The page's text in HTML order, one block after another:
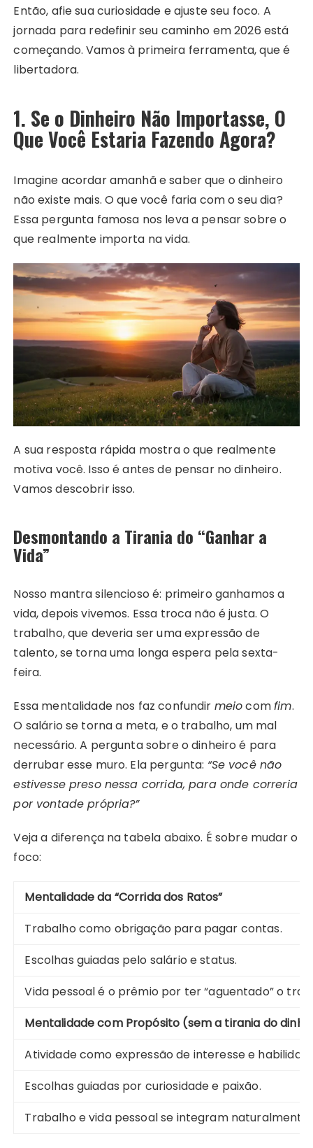
Então, afie sua curiosidade e ajuste seu foco. A
jornada para redefinir seu caminho em 2026 está
começando. Vamos à primeira ferramenta, que é
libertadora.
1. Se o Dinheiro Não Importasse, O
Que Você Estaria Fazendo Agora?
Imagine acordar amanhã e saber que o dinheiro
não existe mais. O que você faria com o seu dia?
Essa pergunta famosa nos leva a pensar sobre o
que realmente importa na vida.
A sua resposta rápida mostra o que realmente
motiva você. Isso é antes de pensar no dinheiro.
Vamos descobrir isso.
Desmontando a Tirania do “Ganhar a
Vida”
Nosso mantra silencioso é: primeiro ganhamos a
vida, depois vivemos. Essa troca não é justa. O
trabalho, que deveria ser uma expressão de
talento, se torna uma longa espera pela sexta-
feira.
Essa mentalidade nos faz confundir meiocomfim.
O salário se torna a meta, e o trabalho, um mal
necessário. A pergunta sobre o dinheiro é para
derrubar esse muro. Ela pergunta: “Se você não
estivesse preso nessa corrida, para onde correria
por vontade própria?”
Veja a diferença na tabela abaixo. É sobre mudar o
foco:
Mentalidade da “Corrida dos Ratos”
Trabalho como obrigação para pagar contas.
Escolhas guiadas pelo salário e status.
Vida pessoal é o prêmio por ter “aguentado” o
Mentalidade com Propósito (sem a tirania do
Atividade como expressão de interesse e
Escolhas guiadas por curiosidade e paixão.
Trabalho e vida pessoal se integram naturalmente.